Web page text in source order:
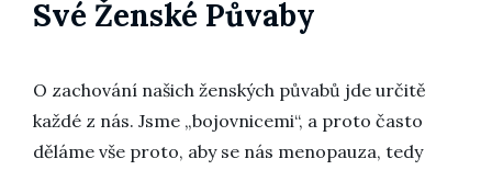
Své Ženské Půvaby
O zachování našich ženských půvabů jde určitě
každé z nás. Jsme „bojovnicemi“, a proto často
děláme vše proto, aby se nás menopauza, tedy